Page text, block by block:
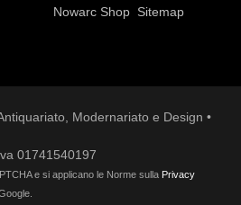
Nowarc Shop Sitemap
Modernariato e Design •
01741540197
e si applicano le Norme sulla Privacy